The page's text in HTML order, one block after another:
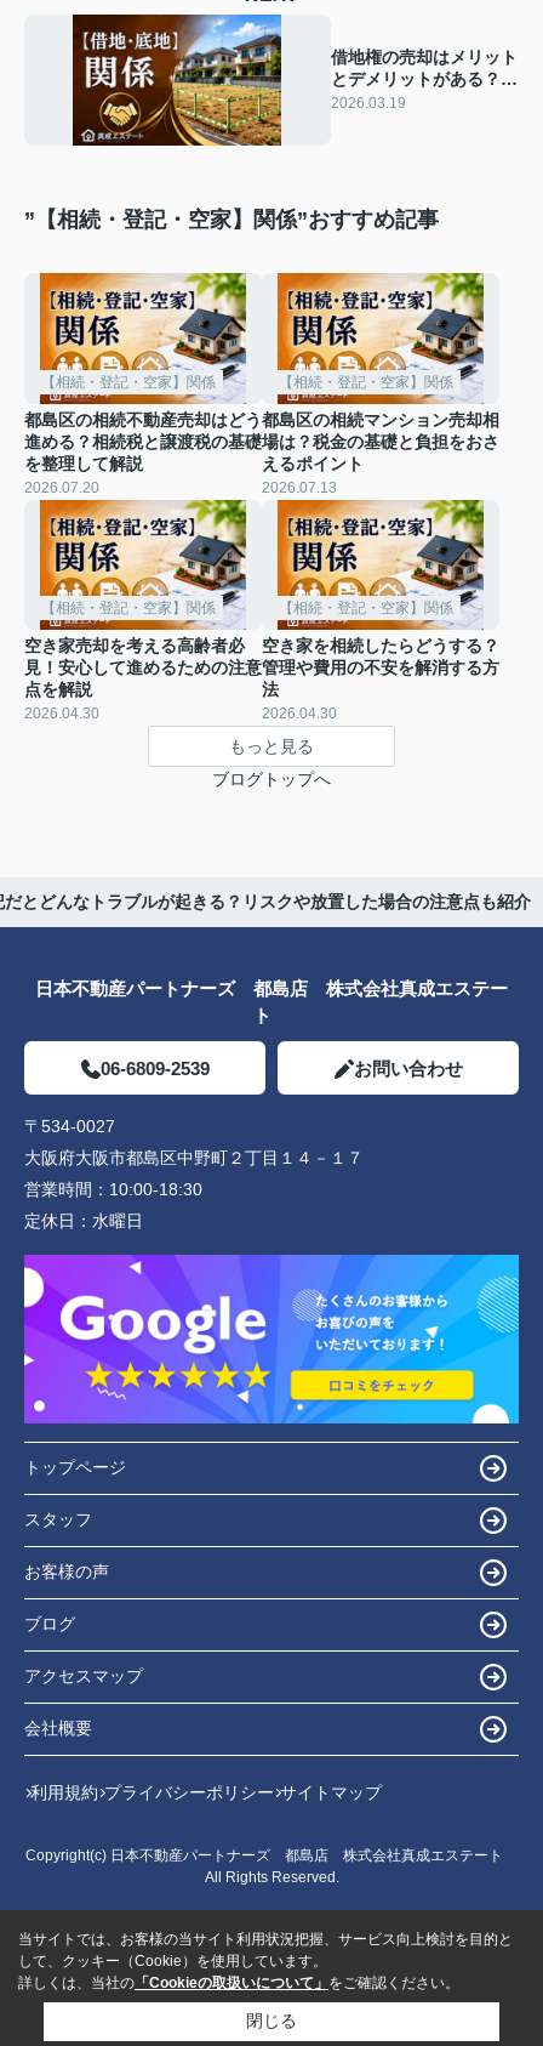
借地権の売却はメリット
とデメリットがある？活
用前に知るべき注意点も
2026.03.19
”【相続・登記・空家】関係”おすすめ記事
【相続・登記・空家】関係
都島区の相続不動産売却はどう
進める？相続税と譲渡税の基礎
を整理して解説
2026.07.20
【相続・登記・空家】関係
都島区の相続マンション売却相
場は？税金の基礎と負担をおさ
えるポイント
2026.07.13
【相続・登記・空家】関係
空き家売却を考える高齢者必
見！安心して進めるための注意
点を解説
2026.04.30
【相続・登記・空家】関係
空き家を相続したらどうする？
管理や費用の不安を解消する方
法
2026.04.30
もっと見る
ブログトップへ
とどんなトラブルが起きる？リスクや放置した場合の注意点も紹介
日本不動産パートナーズ 都島店 株式会社真成エステー
ト
06-6809-2539 お問い合わせ
〒534-0027
大阪府大阪市都島区中野町２丁目１４－１７
営業時間： 10:00-18:30
定休日： 水曜日
トップページ
スタッフ
お客様の声
ブログ
アクセスマップ
会社概要
利用規約 プライバシーポリシー サイトマップ
Copyright(c) 日本不動産パートナーズ 都島店 株式会社真成エステート
All Rights Reserved.
当サイトでは、お客様の当サイト利用状況把握、サービス向上検討を目的と
して、クッキー（Cookie）を使用しています。
詳しくは、当社の 「Cookieの取扱いについて」 をご確認ください。
閉じる